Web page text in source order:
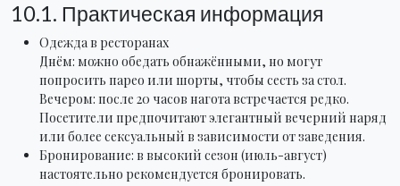
10.1. Практическая информация
Одежда в ресторанах
Днём: можно обедать обнажёнными, но могут
попросить парео или шорты, чтобы сесть за стол.
Вечером: после 20 часов нагота встречается редко.
Посетители предпочитают элегантный вечерний наряд
или более сексуальный в зависимости от заведения.
Бронирование: в высокий сезон (июль-август)
настоятельно рекомендуется бронировать.